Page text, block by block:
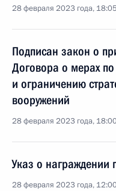
28 февраля 2023 года, 18:05
Подписан закон о
Договора о мерах
и ограничению
вооружений
28 февраля 2023 года,
Указ о награждении
28 февраля 2023 года,